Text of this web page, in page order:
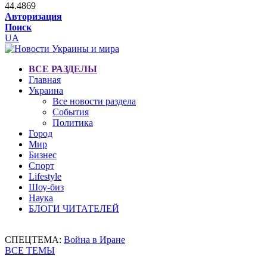
44.4869
Авторизация
Поиск
UA
ВСЕ РАЗДЕЛЫ
Главная
Украина
Все новости раздела
События
Политика
Город
Мир
Бизнес
Спорт
Lifestyle
Шоу-биз
Наука
БЛОГИ ЧИТАТЕЛЕЙ
СПЕЦТЕМА: Война в Иране
ВСЕ ТЕМЫ